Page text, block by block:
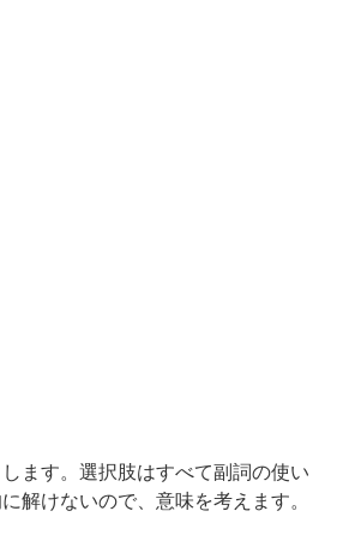
ます。選択肢はすべて副詞の使い
解けないので、意味を考えます。